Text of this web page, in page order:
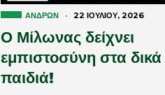
ΑΝΔΡΏΝ · 22 ΙΟΥΛΊΟΥ, 2026
Ο Μίλωνας δείχνει
εμπιστοσύνη στα δικά
παιδιά!